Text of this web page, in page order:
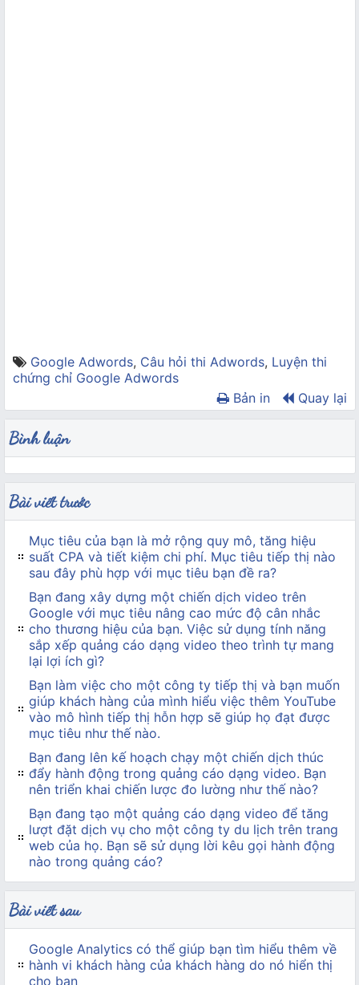
Google Adwords, Câu hỏi thi Adwords, Luyện thi
chứng chỉ Google Adwords
Bản in
Quay lại
Bình luận
Bài viết trước
Mục tiêu của bạn là mở rộng quy mô, tăng hiệu
suất CPA và tiết kiệm chi phí. Mục tiêu tiếp thị nào
sau đây phù hợp với mục tiêu bạn đề ra?
Bạn đang xây dựng một chiến dịch video trên
Google với mục tiêu nâng cao mức độ cân nhắc
cho thương hiệu của bạn. Việc sử dụng tính năng
sắp xếp quảng cáo dạng video theo trình tự mang
lại lợi ích gì?
Bạn làm việc cho một công ty tiếp thị và bạn muốn
giúp khách hàng của mình hiểu việc thêm YouTube
vào mô hình tiếp thị hỗn hợp sẽ giúp họ đạt được
mục tiêu như thế nào.
Bạn đang lên kế hoạch chạy một chiến dịch thúc
đẩy hành động trong quảng cáo dạng video. Bạn
nên triển khai chiến lược đo lường như thế nào?
Bạn đang tạo một quảng cáo dạng video để tăng
lượt đặt dịch vụ cho một công ty du lịch trên trang
web của họ. Bạn sẽ sử dụng lời kêu gọi hành động
nào trong quảng cáo?
Bài viết sau
Google Analytics có thể giúp bạn tìm hiểu thêm về
hành vi khách hàng của khách hàng do nó hiển thị
cho bạn